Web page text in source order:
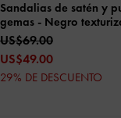
Sandalias de satén y
gemas - Negro
US$69.00
US$49.00
29% DE DESCUENTO